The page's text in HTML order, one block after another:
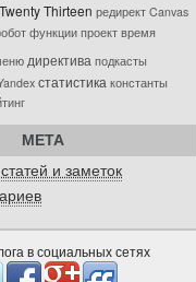
Twenty Thirteen редирект Canvas
функции проект время
директива подкасты
статистика константы
META
и заметок
в социальных сетях